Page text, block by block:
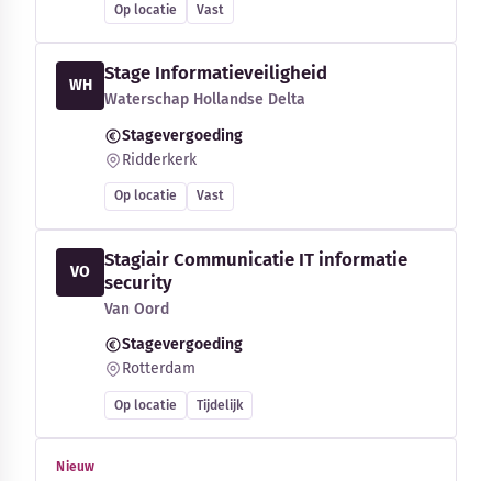
Op locatie Vast
WH
Stage Informatieveiligheid
Waterschap Hollandse Delta
Stagevergoeding
Ridderkerk
Op locatie Vast
VO
Stagiair Communicatie IT informatie
security
Van Oord
Stagevergoeding
Rotterdam
Op locatie Tijdelijk
Nieuw